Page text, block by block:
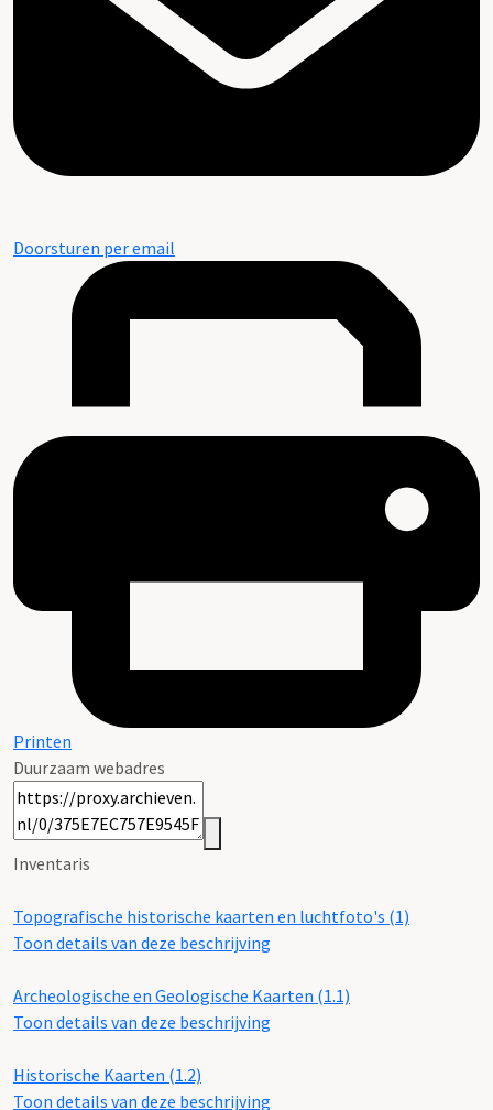
Doorsturen per email
Printen
Duurzaam webadres
Inventaris
Topografische historische kaarten en luchtfoto's (1)
Toon details van deze beschrijving
Archeologische en Geologische Kaarten (1.1)
Toon details van deze beschrijving
Historische Kaarten (1.2)
Toon details van deze beschrijving